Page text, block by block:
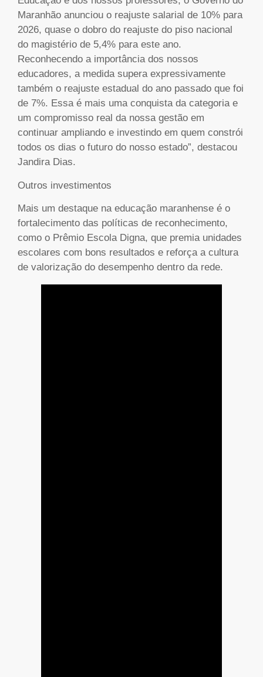
Maranhão anunciou o reajuste salarial de 10% para
2026, quase o dobro do reajuste do piso nacional
do magistério de 5,4% para este ano.
Reconhecendo a importância dos nossos
educadores, a medida supera expressivamente
também o reajuste estadual do ano passado que foi
de 7%. Essa é mais uma conquista da categoria e
um compromisso real da nossa gestão em
continuar ampliando e investindo em quem constrói
todos os dias o futuro do nosso estado”, destacou
Jandira Dias.
Outros investimentos
Mais um destaque na educação maranhense é o
fortalecimento das políticas de reconhecimento,
como o Prêmio Escola Digna, que premia unidades
escolares com bons resultados e reforça a cultura
de valorização do desempenho dentro da rede.